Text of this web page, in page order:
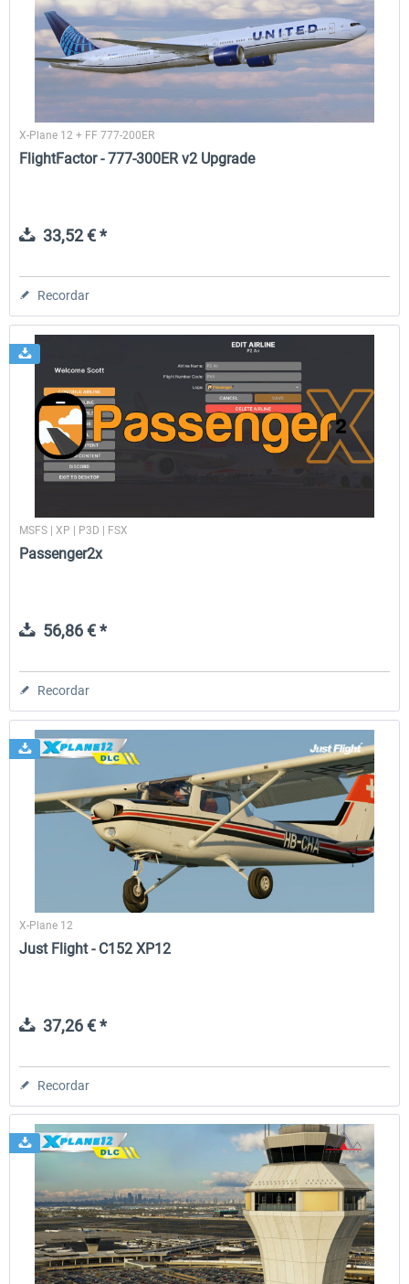
X-Plane 12 + FF 777-200ER
FlightFactor - 777-300ER v2 Upgrade
33,52 € *
Recordar
MSFS | XP | P3D | FSX
Passenger2x
56,86 € *
Recordar
X-Plane 12
Just Flight - C152 XP12
37,26 € *
Recordar